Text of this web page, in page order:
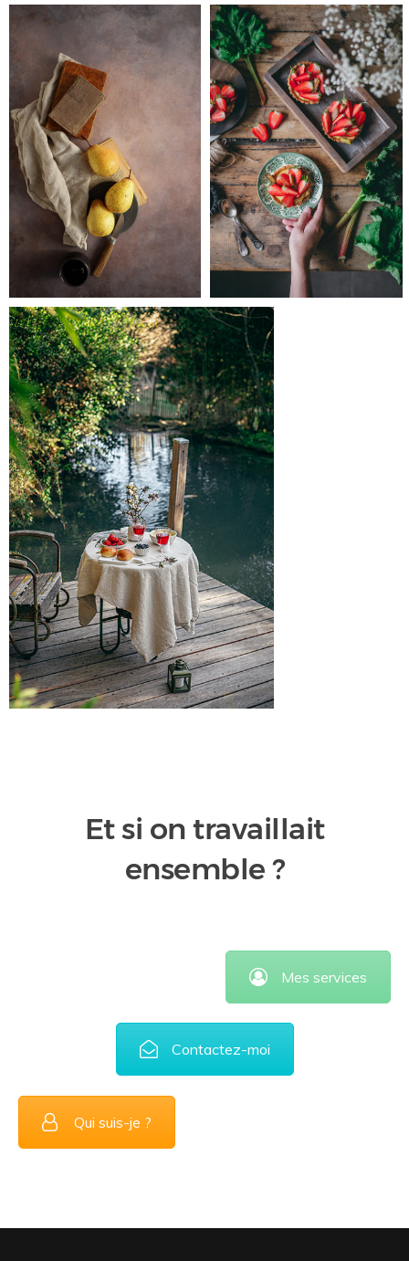
Et si on travaillait
ensemble ?
Mes services
Contactez-moi
Qui suis-je ?